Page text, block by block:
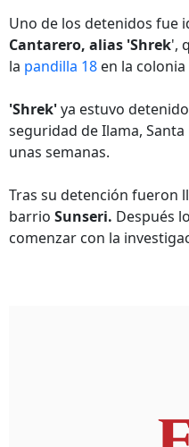
Uno de los detenidos fue
Cantarero, alias 'Shrek',
la pandilla 18 en la colonia
'Shrek'ya estuvo
seguridad de Ilama,
unas semanas.
Tras su detención fueron
barrio Sunseri. Después
comenzar con la